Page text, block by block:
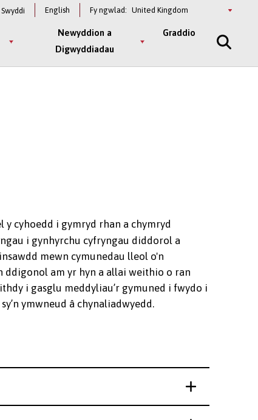
Swyddi English Fy ngwlad: Select
Newyddion a
Digwyddiadau
Graddio
cyhoedd i gymryd rhan a chymryd
i gynhyrchu cyfryngau diddorol a
mewn cymunedau lleol o'n
ddigonol am yr hyn a allai weithio o ran
i gasglu meddyliau’r gymuned i fwydo i
ymwneud â chynaliadwyedd.